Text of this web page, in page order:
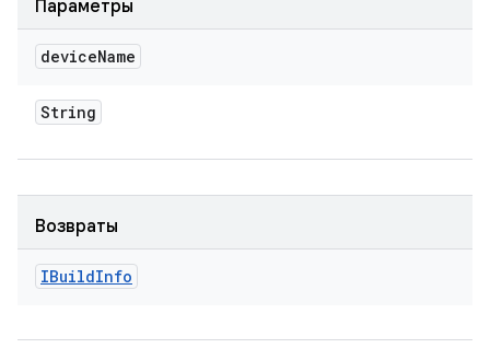
Параметры
deviceName
String
Возвраты
IBuildInfo